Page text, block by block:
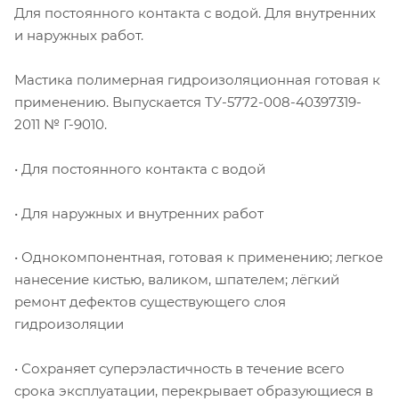
Для постоянного контакта с водой. Для внутренних
и наружных работ.
Мастика полимерная гидроизоляционная готовая к
применению. Выпускается ТУ-5772-008-40397319-
2011 № Г-9010.
• Для постоянного контакта с водой
• Для наружных и внутренних работ
• Однокомпонентная, готовая к применению; легкое
нанесение кистью, валиком, шпателем; лёгкий
ремонт дефектов существующего слоя
гидроизоляции
• Сохраняет суперэластичность в течение всего
срока эксплуатации, перекрывает образующиеся в